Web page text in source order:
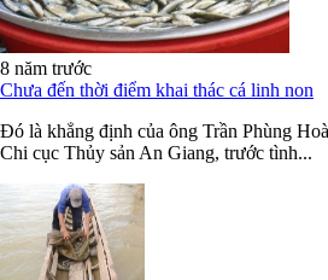
8 năm trước
Chưa đến thời điểm khai thác cá linh non
Đó là khẳng định của ông Trần Phùng
Chi cục Thủy sản An Giang, trước tình...